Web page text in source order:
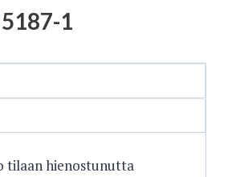
5187-1
tilaan hienostunutta